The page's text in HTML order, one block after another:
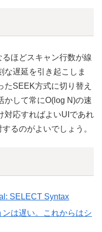
ほどスキャン行数が線
な遅延を引き起こしま
たSEEK方式に切り替え
かして常にO(log N)の速
対応すればよいUIであれ
るのがよいでしょう。
SELECT Syntax
は遅い。これからはシ